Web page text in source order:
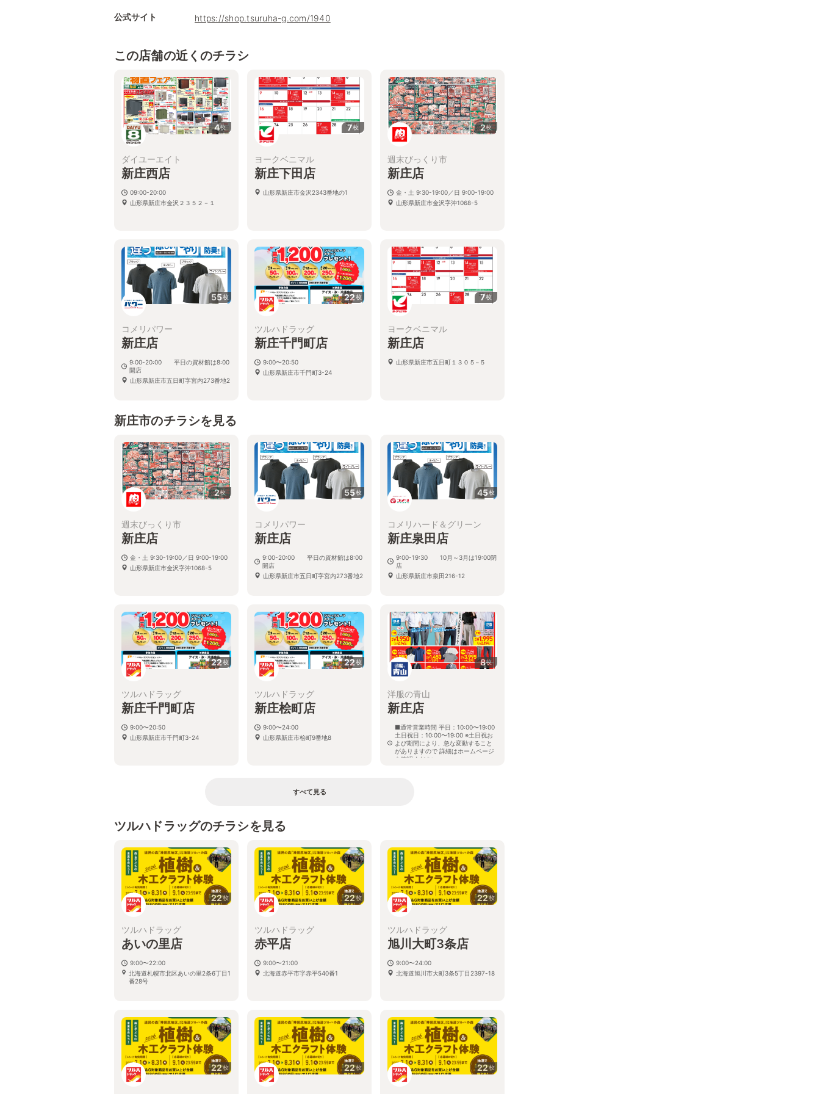
公式サイト https://shop.tsuruha-g.com/1940
この店舗の近くのチラシ
4枚
ダイユーエイト
新庄西店
09:00-20:00
山形県新庄市金沢２３５２－１
7枚
ヨークベニマル
新庄下田店
山形県新庄市金沢2343番地の1
2枚
週末びっくり市
新庄店
金・土 9:30-19:00／日 9:00-19:00
山形県新庄市金沢字沖1068-5
55枚
コメリパワー
新庄店
9:00-20:00 平日の資材館は8:00
開店
山形県新庄市五日町字宮内273番地2
22枚
ツルハドラッグ
新庄千門町店
9:00〜20:50
山形県新庄市千門町3-24
7枚
ヨークベニマル
新庄店
山形県新庄市五日町１３０５−５
新庄市のチラシを見る
2枚
週末びっくり市
新庄店
金・土 9:30-19:00／日 9:00-19:00
山形県新庄市金沢字沖1068-5
55枚
コメリパワー
新庄店
9:00-20:00 平日の資材館は8:00
開店
山形県新庄市五日町字宮内273番地2
45枚
コメリハード＆グリーン
新庄泉田店
9:00-19:30 10月～3月は19:00閉
店
山形県新庄市泉田216-12
22枚
ツルハドラッグ
新庄千門町店
9:00〜20:50
山形県新庄市千門町3-24
22枚
ツルハドラッグ
新庄桧町店
9:00〜24:00
山形県新庄市桧町9番地8
8枚
洋服の青山
新庄店
■通常営業時間 平日：10:00〜19:00
土日祝日：10:00〜19:00 ※土日祝お
よび期間により、急な変動すること
がありますので 詳細はホームページ
を確認ください
すべて見る
ツルハドラッグのチラシを見る
22枚
ツルハドラッグ
あいの里店
9:00〜22:00
北海道札幌市北区あいの里2条6丁目1
番28号
22枚
ツルハドラッグ
赤平店
9:00〜21:00
北海道赤平市字赤平540番1
22枚
ツルハドラッグ
旭川大町3条店
9:00〜24:00
北海道旭川市大町3条5丁目2397-18
22枚 22枚 22枚